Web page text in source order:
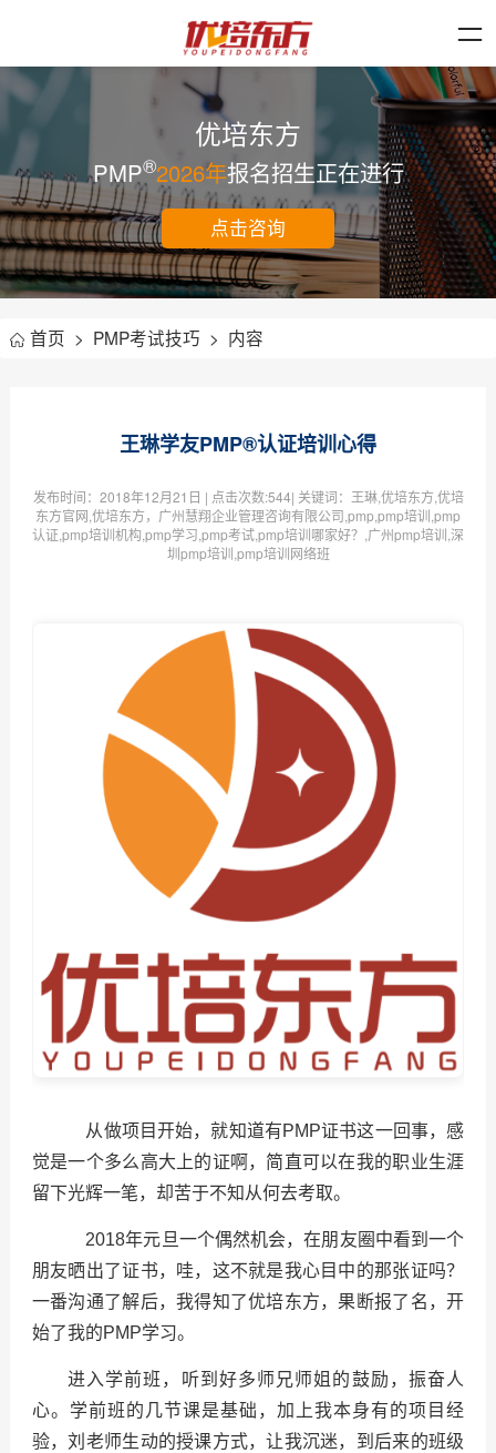
优培东方
PMP®2026年报名招生正在进行
点击咨询
首页 > PMP考试技巧 > 内容
王琳学友PMP®认证培训心得
发布时间： 2018年12月21日 | 点击次数:544| 关键词：王琳,优培东方,优培
东方官网,优培东方，广州慧翔企业管理咨询有限公司,pmp,pmp培训,pmp
认证,pmp培训机构,pmp学习,pmp考试,pmp培训哪家好？,广州pmp培训,深
圳pmp培训,pmp培训网络班
从做项目开始，就知道有PMP证书这一回事，感
觉是一个多么高大上的证啊，简直可以在我的职业生涯
留下光辉一笔，却苦于不知从何去考取。
2018年元旦一个偶然机会，在朋友圈中看到一个
朋友晒出了证书，哇，这不就是我心目中的那张证吗？
一番沟通了解后，我得知了优培东方，果断报了名，开
始了我的PMP学习。
进入学前班，听到好多师兄师姐的鼓励，振奋人
心。学前班的几节课是基础，加上我本身有的项目经
验，刘老师生动的授课方式，让我沉迷，到后来的班级